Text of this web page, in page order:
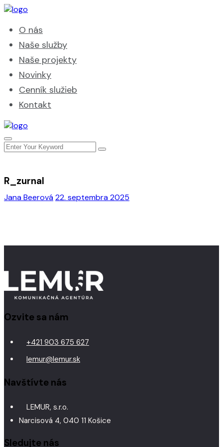
O nás
Naše služby
Naše projekty
Novinky
Cenník služieb
Kontakt
Jana Beerová22. septembra 2025
R_zurnal
Ozvite sa nám
+421 903 675 627
lemur@lemur.sk
Navštívte nás
LEMUR, s.r.o.
Narcisová 4, 040 11 Košice
Sledujte nás